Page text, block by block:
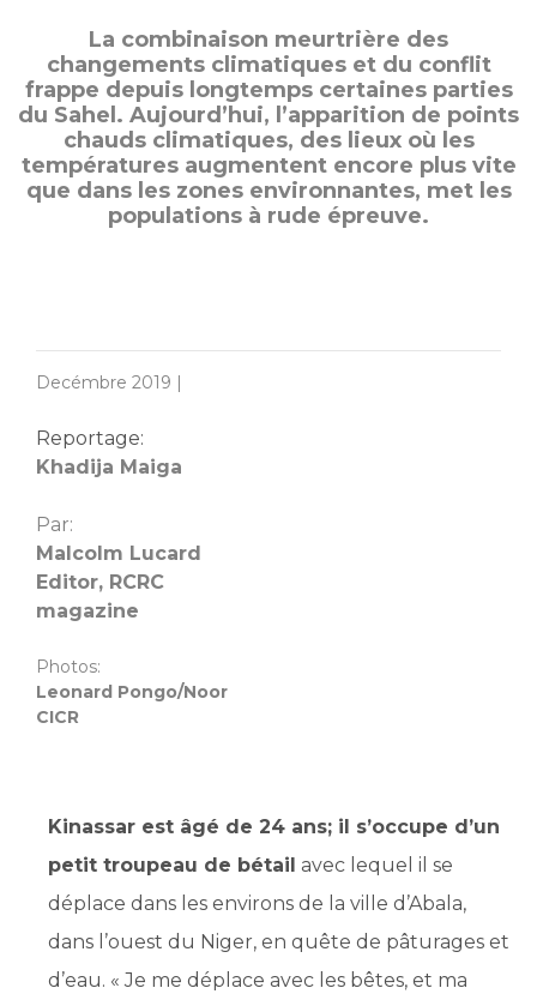
La combinaison meurtrière des
changements climatiques et du conflit
frappe depuis longtemps certaines parties
du Sahel. Aujourd’hui, l’apparition de points
chauds climatiques, des lieux où les
températures augmentent encore plus vite
que dans les zones environnantes, met les
populations à rude épreuve.
Decémbre 2019 |
Reportage:
Khadija Maiga
Par:
Malcolm Lucard
Editor, RCRC
magazine
Photos:
Leonard Pongo/Noor
CICR
Kinassar est âgé de 24 ans; il s’occupe d’un
petit troupeau de bétail avec lequel il se
déplace dans les environs de la ville d’Abala,
dans l’ouest du Niger, en quête de pâturages et
d’eau. « Je me déplace avec les bêtes, et ma